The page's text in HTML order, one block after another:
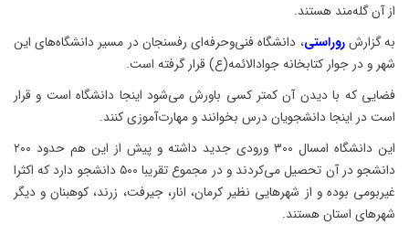
از آن گله‌مند هستند.
به گزارشروراستی، دانشگاه فنی‌وحرفه‌ای رفسنجان در مسیر دانشگاه‌های این
شهر و در جوار کتابخانه جوادالائمه(ع) قرار گرفته است.
فضایی که با دیدن آن کمتر کسی باورش می‌شود اینجا دانشگاه است و قرار
است در اینجا دانشجویان درس بخوانند و مهارت‌آموزی کنند.
این دانشگاه امسال ۳۰۰ ورودی جدید داشته و پیش از این هم حدود ۲۰۰
دانشجو در آن تحصیل می‌کردند و در مجموع تقریبا ۵۰۰ دانشجو دارد که اکثرا
غیربومی بوده و از شهرهایی نظیر کرمان، انار، جیرفت، زرند، کوهبنان و دیگر
شهرهای استان هستند.